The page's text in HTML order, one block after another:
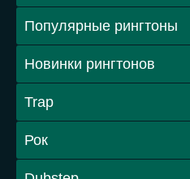
Популярные рингтоны
Новинки рингтонов
Trap
Рок